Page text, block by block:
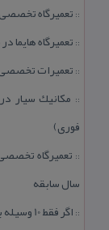
:: تعمیرگاه تخصصی چری در
:: تعمیرگاه
:: تعمیرات
:: مكانیك سیار
فوری)
::
سال سابقه
:: اگر فقط 10 وسیله بتوانید بخرید، اولویت با كدام تجهیزات است؟